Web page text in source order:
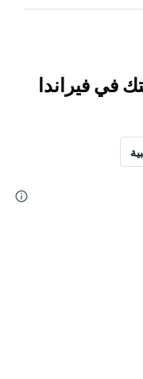
في فيراندا